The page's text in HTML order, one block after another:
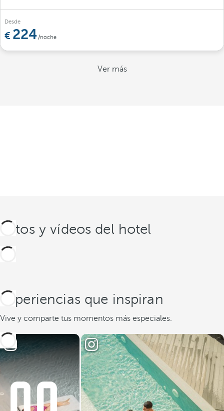
Desde
224/noche
Ver más
Fotos y vídeos del hotel
Experiencias que inspiran
Vive y comparte tus momentos más especiales.